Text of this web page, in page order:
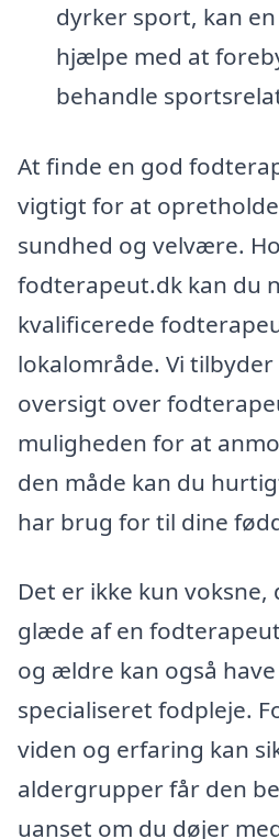
dyrker sport, kan
hjælpe med at
behandle
At finde en god
vigtigt for at
sundhed og velvære.
fodterapeut.dk kan du
kvalificerede
lokalområde. Vi
oversigt over
muligheden for at
den måde kan du
har brug for til dine
Det er ikke kun voksne,
glæde af en
og ældre kan også
specialiseret fodpleje.
viden og erfaring kan
aldergrupper får den
uanset om du døjer